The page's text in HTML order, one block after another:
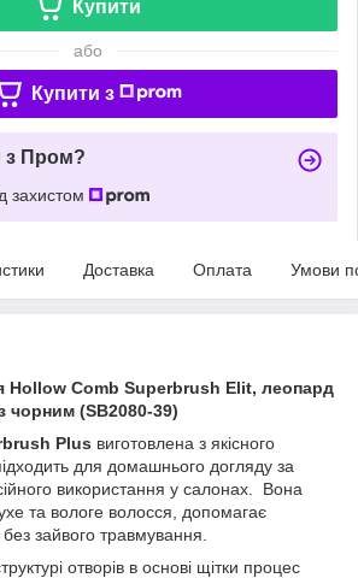
Купити
або
Купити з
з Пром?
захистом
Доставка Оплата Умови
Hollow Comb Superbrush Elit, леопард
чорним (SB2080-39)
Plus виготовлена з якісного
для домашнього догляду за
використання у салонах. Вона
та вологе волосся, допомагає
зайвого травмування.
отворів в основі щітки процес